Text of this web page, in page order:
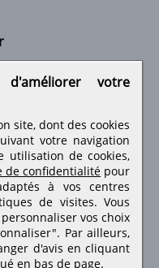
sociaux
votre
site, dont des cookies
votre navigation
utilisation de cookies,
de confidentialité pour
à vos centres
de visites.Vous
vos choix
Par ailleurs,
d'avis en cliquant
en bas de page.